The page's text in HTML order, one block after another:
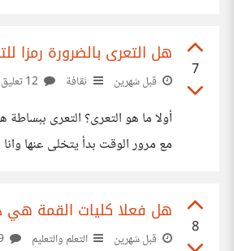
7
هل التعرى بالضرورة رمزا
قبل شهرين ثقافة
8
هل فعلا كليات القمة هي
قبل شهرين التعلم والتعليم